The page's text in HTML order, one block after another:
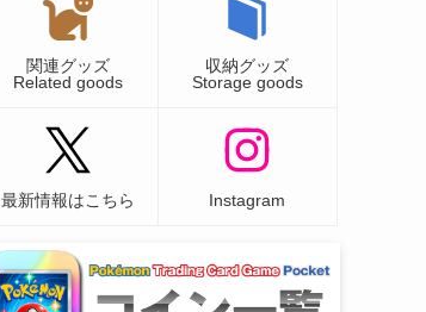
関連グッズ
Related goods
収納グッズ
Storage goods
最新情報はこちら Instagram